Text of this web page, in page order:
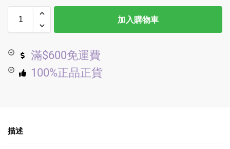
加入購物車
滿$600免運費
100%正品正貨
描述